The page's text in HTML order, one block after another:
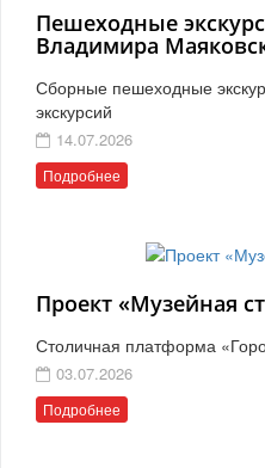
Пешеходные
Владимира
Сборные пешеходные
экскурсий
14.07.2026
Подробнее
Проект «Музейная
Столичная платформа
03.07.2026
Подробнее